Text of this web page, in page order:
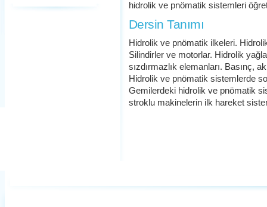
hidrolik ve pnömatik sistemleri
Dersin Tanımı
Hidrolik ve pnömatik ilkeleri.
Silindirler ve motorlar. Hidrolik
sızdırmazlık elemanları. Basınç,
Hidrolik ve pnömatik sistemlerde
Gemilerdeki hidrolik ve pnömatik
stroklu makinelerin ilk hareket